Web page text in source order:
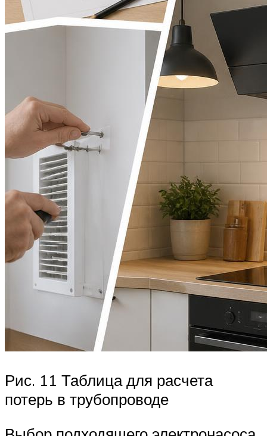
Рис. 11 Таблица для расчета
потерь в трубопроводе